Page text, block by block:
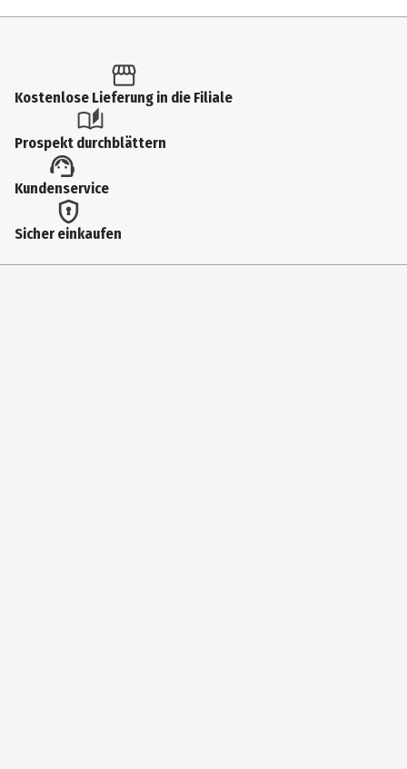
Produkttyp
Grundmodelle
Altersempfehlung ab
1 Jahre
Altersempfehlung bis
Kostenlose Lieferung in die Filiale
Prospekt durchblättern
Kundenservice
Sicher einkaufen